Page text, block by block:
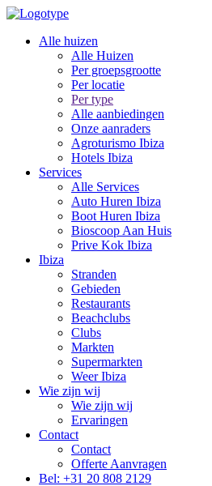
Alle huizen
Alle Huizen
Per groepsgrootte
Per locatie
Per type
Alle aanbiedingen
Onze aanraders
Agroturismo Ibiza
Hotels Ibiza
Services
Alle Services
Auto Huren Ibiza
Boot Huren Ibiza
Bioscoop Aan Huis
Prive Kok Ibiza
Ibiza
Stranden
Gebieden
Restaurants
Beachclubs
Clubs
Markten
Supermarkten
Weer Ibiza
Wie zijn wij
Wie zijn wij
Ervaringen
Contact
Contact
Offerte Aanvragen
Bel: +31 20 808 2129